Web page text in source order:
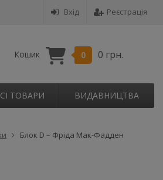
Вхід Реєстрація
Кошик 0 0 грн.
ТОВАРИ ВИДАВНИЦТВА
Блок D – Фріда Мак-Фадден